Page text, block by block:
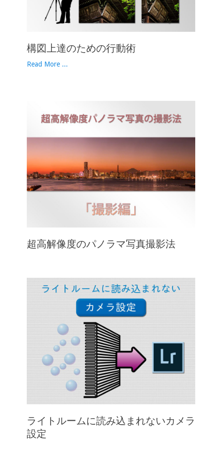
構図上達のための行動術
Read More ...
超高解像度のパノラマ写真撮影法
ライトルームに読み込まれないカメラ
設定